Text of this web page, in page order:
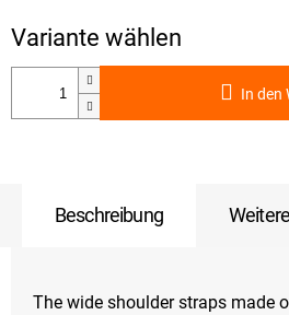
In den
Beschreibung
The wide shoulder straps made